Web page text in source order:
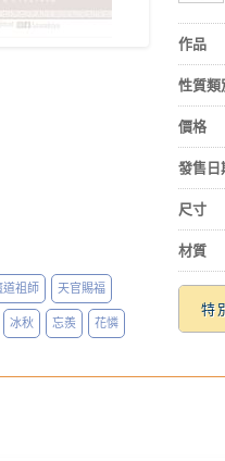
道祖師 天官賜福
冰秋 忘羨 花憐
作品
性質類
價格
發售日
尺寸
材質
特